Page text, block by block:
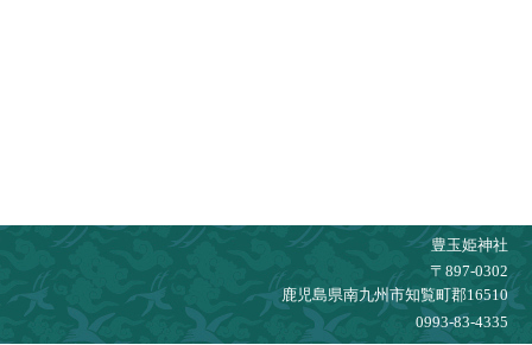
豊玉姫神社
〒897-0302
鹿児島県南九州市知覧町郡16510
0993-83-4335